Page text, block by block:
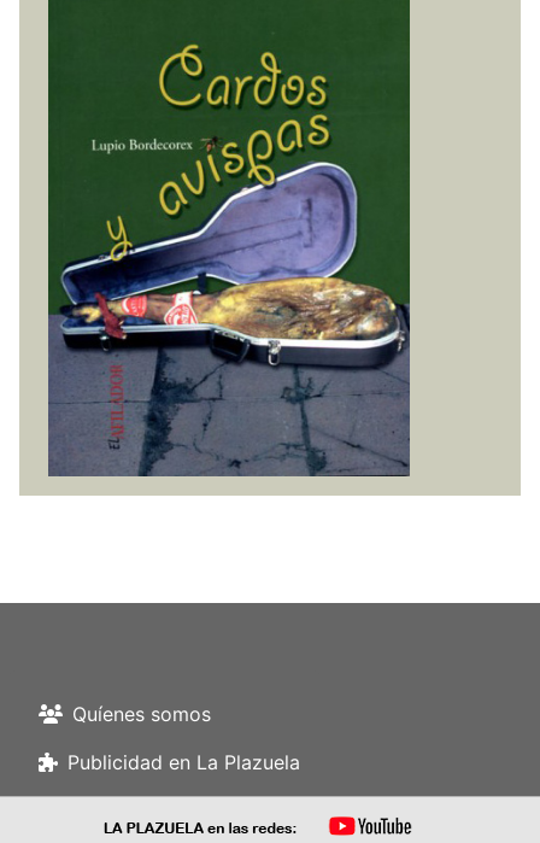
Quíenes somos
Publicidad en La Plazuela